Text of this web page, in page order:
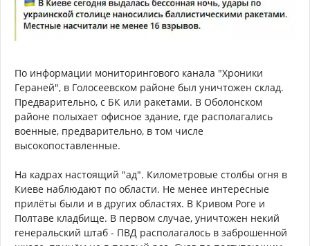
По информации мониторингового канала "Хроники
Гераней", в Голосеевском районе был уничтожен склад.
Предварительно, с БК или ракетами. В Оболонском
районе полыхает офисное здание, где располагались
военные, предварительно, в том числе
высокопоставленные.
На кадрах настоящий "ад". Километровые столбы огня в
Киеве наблюдают по области. Не менее интересные
прилёты были и в других областях. В Кривом Роге и
Полтаве кладбище. В первом случае, уничтожен некий
генеральский штаб - ПВД располагалось в заброшенной